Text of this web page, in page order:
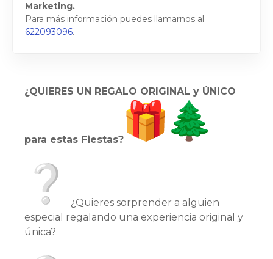
Marketing.
Para más información puedes llamarnos al
622093096.
¿QUIERES UN REGALO ORIGINAL y ÚNICO
para estas Fiestas?
¿Quieres sorprender a alguien
especial regalando una experiencia original y
única?